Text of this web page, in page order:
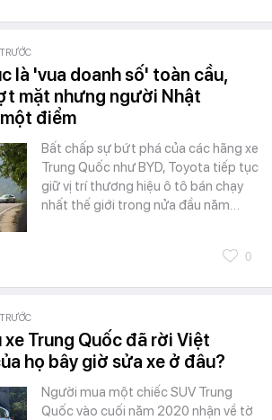
là 'vua doanh số' toàn cầu,
mặt nhưng người Nhật
điểm
Bất chấp sự bứt phá của các hãng xe
Trung Quốc như BYD, Toyota tiếp tục
giữ vị trí thương hiệu ô tô bán chạy
nhất thế giới trong nửa đầu năm…
0
Trung Quốc đã rời Việt
họ bây giờ sửa xe ở đâu?
Người mua một chiếc SUV Trung
Quốc vào cuối năm 2020 nhận về tờ